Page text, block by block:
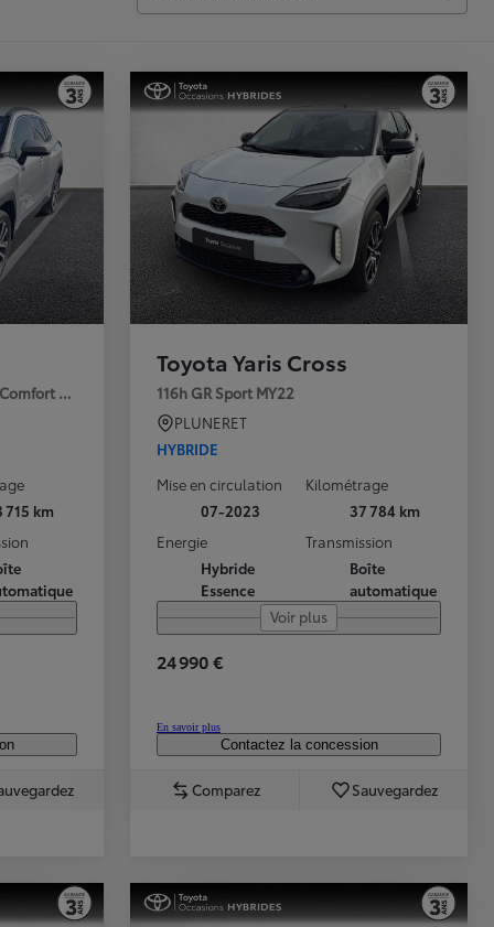
Urban
715 km
Toyota Yaris Cross
116h GR Sport MY22
PLUNERET
HYBRIDE
Mise en circulation
07-2023
Kilométrage
37 784 km
Energie
Hybride
Essence
Transmission
Boîte
automatique
Voir plus
24 990 €
En savoir plus
Contactez la concession
Comparez Sauvegardez